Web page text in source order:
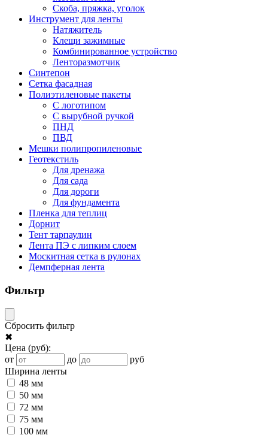
Скоба, пряжка, уголок
Инструмент для ленты
Натяжитель
Клещи зажимные
Комбинированное устройство
Ленторазмотчик
Синтепон
Сетка фасадная
Полиэтиленовые пакеты
С логотипом
С вырубной ручкой
ПНД
ПВД
Мешки полипропиленовые
Геотекстиль
Для дренажа
Для сада
Для дороги
Для фундамента
Пленка для теплиц
Дорнит
Тент тарпаулин
Лента ПЭ с липким слоем
Москитная сетка в рулонах
Демпферная лента
Фильтр
Сбросить фильтр
✖
Цена (руб):
от
до
руб
Ширина ленты
48 мм
50 мм
72 мм
75 мм
100 мм